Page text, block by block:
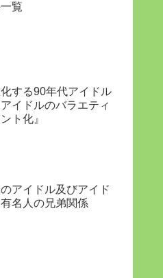
覧
する90年代アイドル
イドルのバラエティ
ト化』
アイドル及びアイド
名人の兄弟関係